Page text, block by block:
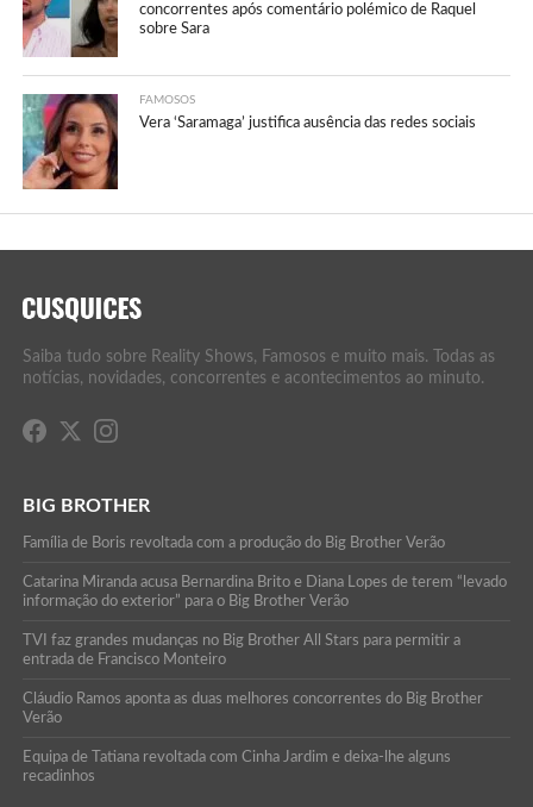
concorrentes após comentário polémico de Raquel
sobre Sara
FAMOSOS
Vera ‘Saramaga’ justifica ausência das redes sociais
Saiba tudo sobre Reality Shows, Famosos e muito mais. Todas as
notícias, novidades, concorrentes e acontecimentos ao minuto.
BIG BROTHER
Família de Boris revoltada com a produção do Big Brother Verão
Catarina Miranda acusa Bernardina Brito e Diana Lopes de terem “levado
informação do exterior” para o Big Brother Verão
TVI faz grandes mudanças no Big Brother All Stars para permitir a
entrada de Francisco Monteiro
Cláudio Ramos aponta as duas melhores concorrentes do Big Brother
Verão
Equipa de Tatiana revoltada com Cinha Jardim e deixa-lhe alguns
recadinhos